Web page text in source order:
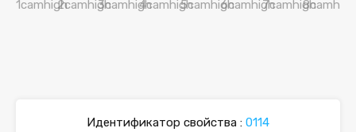
Идентификатор свойства : 0114